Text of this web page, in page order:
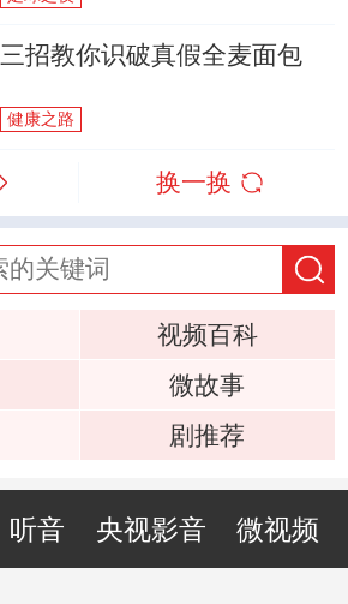
三招教你识破真假全麦面包
健康之路
换一换
视频百科
微故事
剧推荐
听音 央视影音 微视频